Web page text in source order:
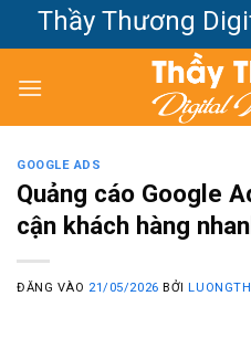
dung
Thương Digital
GOOGLE ADS
Quảng cáo Google
cận khách hàng
ĐĂNG VÀO 21/05/2026 BỞI